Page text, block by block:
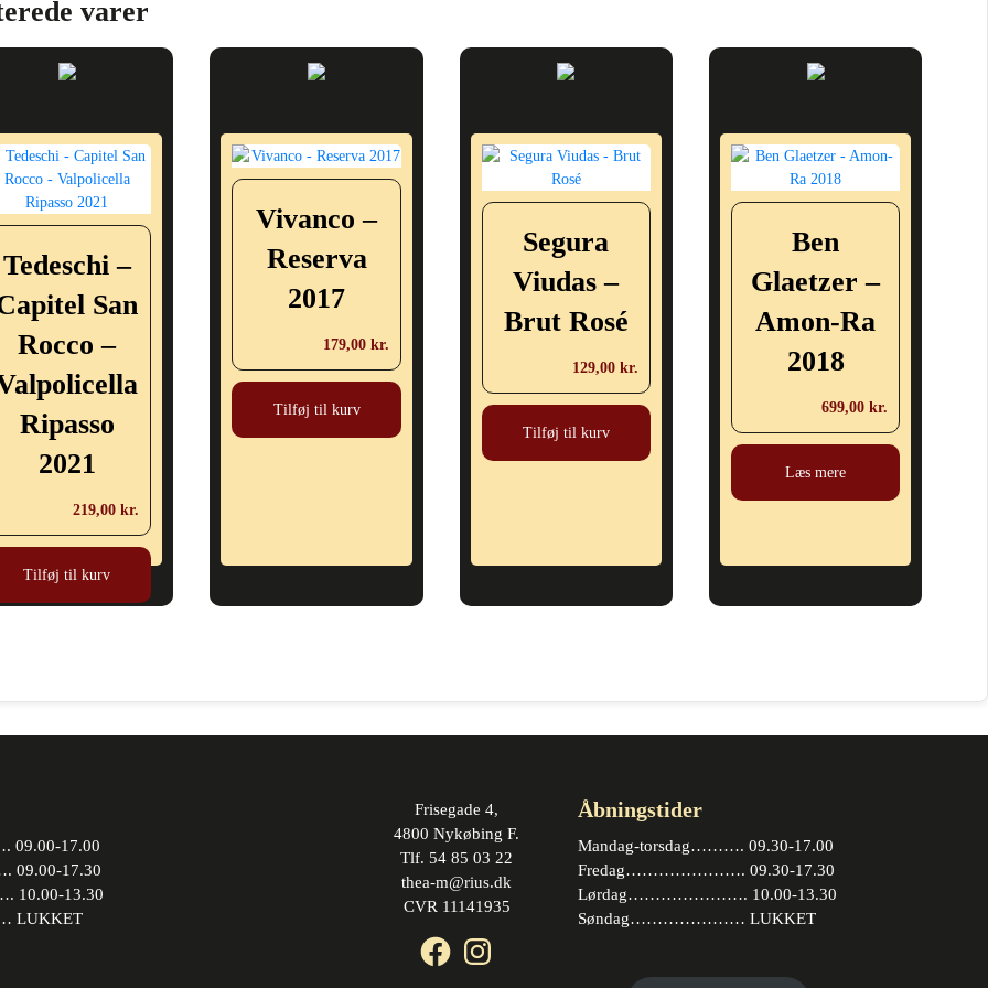
varer
Tedeschi –
San
Rocco –
Ripasso
2021
219,00kr.
Tilføj til kurv
Vivanco –
Reserva
2017
179,00 kr.
Tilføj til kurv
Segura
Viudas –
Brut Rosé
129,00kr.
Tilføj til kurv
Ben
Glaetzer –
Amon-Ra
2018
699,00kr.
Læs mere
09.00-17.00
17.30
13.30
Frisegade 4,
4800 Nykøbing F.
Tlf. 54 85 03 22
thea-m@rius.dk
CVR 11141935
Facebook
Instagram
Åbningstider
Mandag-torsdag………. 09.30-17.00
Fredag…………………. 09.30-17.30
Lørdag…………………. 10.00-13.30
Søndag………………… LUKKET